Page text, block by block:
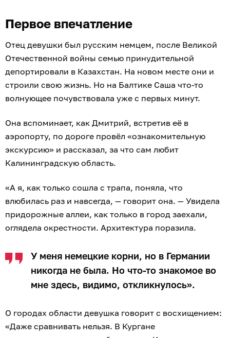
Первое впечатление
Отец девушки был русским немцем, после Великой
Отечественной войны семью принудительной
депортировали в Казахстан. На новом месте они и
строили свою жизнь. Но на Балтике Саша что-то
волнующее почувствовала уже с первых минут.
Она вспоминает, как Дмитрий, встретив её в
аэропорту, по дороге провёл «ознакомительную
экскурсию» и рассказал, за что сам любит
Калининградскую область.
«А я, как только сошла с трапа, поняла, что
влюбилась раз и навсегда, — говорит она. — Увидела
придорожные аллеи, как только в город заехали,
оглядела окрестности. Архитектура поразила.
У меня немецкие корни, но в Германии
никогда не была. Но что-то знакомое во
мне здесь, видимо, откликнулось».
О городах области девушка говорит с восхищением:
«Даже сравнивать нельзя. В Кургане